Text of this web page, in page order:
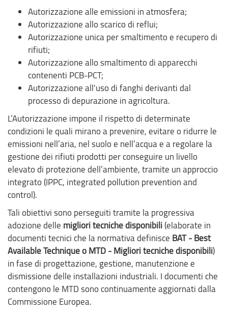
Autorizzazione alle emissioni in atmosfera;
Autorizzazione allo scarico di reflui;
Autorizzazione unica per smaltimento e recupero di
rifiuti;
Autorizzazione allo smaltimento di apparecchi
contenenti PCB-PCT;
Autorizzazione all'uso di fanghi derivanti dal
processo di depurazione in agricoltura.
L’Autorizzazione impone il rispetto di determinate
condizioni le quali mirano a prevenire, evitare o ridurre le
emissioni nell’aria, nel suolo e nell’acqua e a regolare la
gestione dei rifiuti prodotti per conseguire un livello
elevato di protezione dell’ambiente, tramite un approccio
integrato (IPPC, integrated pollution prevention and
control).
Tali obiettivi sono perseguiti tramite la progressiva
adozione delle migliori tecniche disponibili(elaborate in
documenti tecnici che la normativa definisce BAT - Best
Available Technique o MTD - Migliori tecniche disponibili)
in fase di progettazione, gestione, manutenzione e
dismissione delle installazioni industriali. I documenti che
contengono le MTD sono continuamente aggiornati dalla
Commissione Europea.